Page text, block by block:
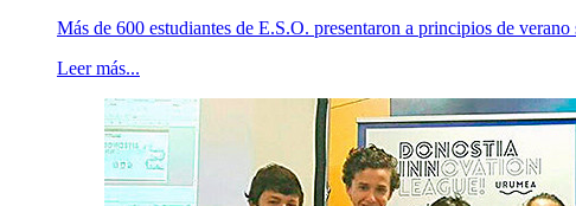
Más de 600 estudiantes de E.S.O. presentaron a principios de verano
Leer más...